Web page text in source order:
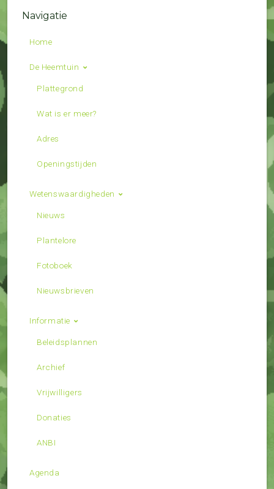
Navigatie
Home
De Heemtuin
Plattegrond
Wat is er meer?
Adres
Openingstijden
Wetenswaardigheden
Nieuws
Plantelore
Fotoboek
Nieuwsbrieven
Informatie
Beleidsplannen
Archief
Vrijwilligers
Donaties
ANBI
Agenda